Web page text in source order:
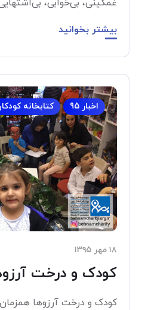
غمگینی، بی‌خوابی،
بیشتر بخوانید
اخبار 95 کتابخانه
۱۸ مهر ۱۳۹۵
کودک و درخت
کودک و درخت آرزوها